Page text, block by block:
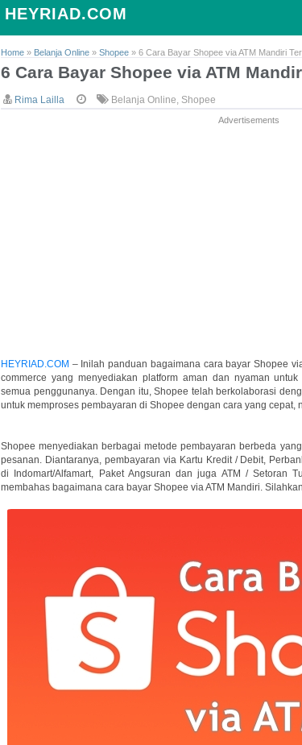
HEYRIAD.COM
Home » Belanja Online » Shopee » 6 Cara Bayar Shopee via ATM Mandiri
6 Cara Bayar Shopee via ATM
Rima Lailla Belanja Online, Shopee
Advertisements
HEYRIAD.COM – Inilah panduan bagaimana cara bayar Shopee
commerce yang menyediakan platform aman dan nyaman
semua penggunanya. Dengan itu, Shopee telah berkolaborasi
untuk memproses pembayaran di Shopee dengan cara yang cepat,
Shopee menyediakan berbagai metode pembayaran berbeda
pesanan. Diantaranya, pembayaran via Kartu Kredit / Debit,
di Indomart/Alfamart, Paket Angsuran dan juga ATM / Setoran
membahas bagaimana cara bayar Shopee via ATM Mandiri.